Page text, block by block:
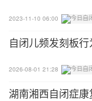
1、由于他们难
2、类此这样的
焦虑不安；
2023-11-10 06:00
自闭儿频发刻板
2026-08-01 21:28
湖南湘西自闭症